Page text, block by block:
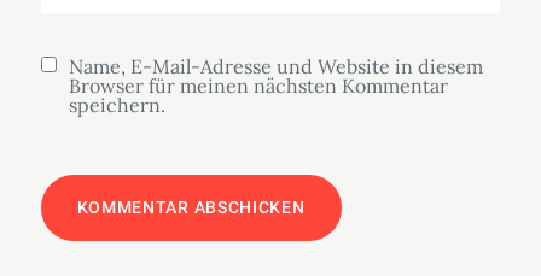
Name, E-Mail-Adresse und Website in diesem
Browser für meinen nächsten Kommentar
speichern.